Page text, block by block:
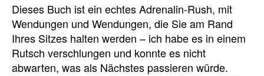
Dieses Buch ist ein echtes Adrenalin-Rush, mit
Wendungen und Wendungen, die Sie am Rand
Ihres Sitzes halten werden – ich habe es in einem
Rutsch verschlungen und konnte es nicht
abwarten, was als Nächstes passieren würde.